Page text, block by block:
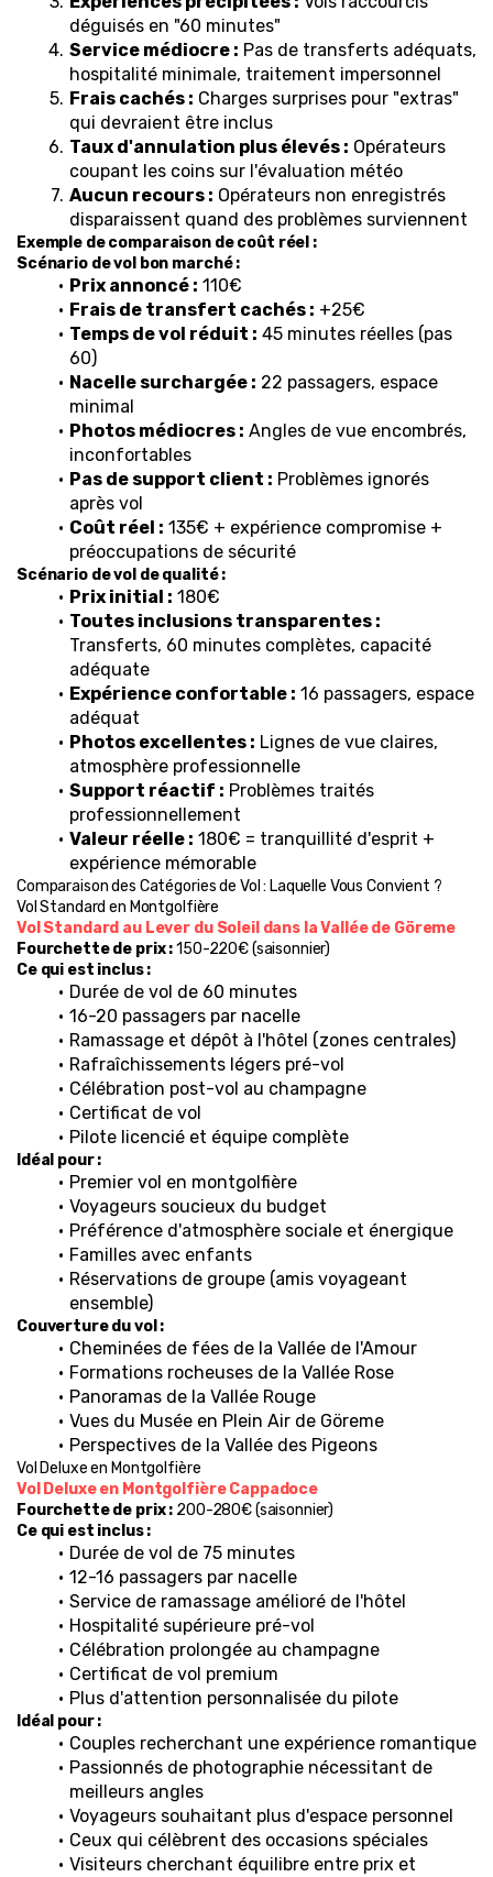
déguisés en "60 minutes"
Service médiocre : Pas de transferts adéquats,
hospitalité minimale, traitement impersonnel
Frais cachés : Charges surprises pour "extras"
qui devraient être inclus
Taux d'annulation plus élevés : Opérateurs
coupant les coins sur l'évaluation météo
Aucun recours : Opérateurs non enregistrés
disparaissent quand des problèmes surviennent
Exemple de comparaison de coût réel :
Scénario de vol bon marché :
Prix annoncé : 110€
Frais de transfert cachés : +25€
Temps de vol réduit : 45 minutes réelles (pas
60)
Nacelle surchargée : 22 passagers, espace
minimal
Photos médiocres : Angles de vue encombrés,
inconfortables
Pas de support client : Problèmes ignorés
après vol
Coût réel : 135€ + expérience compromise +
préoccupations de sécurité
Scénario de vol de qualité :
Prix initial : 180€
Toutes inclusions transparentes :
Transferts, 60 minutes complètes, capacité
adéquate
Expérience confortable : 16 passagers, espace
adéquat
Photos excellentes : Lignes de vue claires,
atmosphère professionnelle
Support réactif : Problèmes traités
professionnellement
Valeur réelle : 180€ = tranquillité d'esprit +
expérience mémorable
Comparaison des Catégories de Vol : Laquelle Vous Convient ?
Vol Standard en Montgolfière
Vol Standard au Lever du Soleil dans la Vallée de Göreme
Fourchette de prix : 150-220€ (saisonnier)
Ce qui est inclus :
Durée de vol de 60 minutes
16-20 passagers par nacelle
Ramassage et dépôt à l'hôtel (zones centrales)
Rafraîchissements légers pré-vol
Célébration post-vol au champagne
Certificat de vol
Pilote licencié et équipe complète
Idéal pour :
Premier vol en montgolfière
Voyageurs soucieux du budget
Préférence d'atmosphère sociale et énergique
Familles avec enfants
Réservations de groupe (amis voyageant
ensemble)
Couverture du vol :
Cheminées de fées de la Vallée de l'Amour
Formations rocheuses de la Vallée Rose
Panoramas de la Vallée Rouge
Vues du Musée en Plein Air de Göreme
Perspectives de la Vallée des Pigeons
Vol Deluxe en Montgolfière
Vol Deluxe en Montgolfière Cappadoce
Fourchette de prix : 200-280€ (saisonnier)
Ce qui est inclus :
Durée de vol de 75 minutes
12-16 passagers par nacelle
Service de ramassage amélioré de l'hôtel
Hospitalité supérieure pré-vol
Célébration prolongée au champagne
Certificat de vol premium
Plus d'attention personnalisée du pilote
Idéal pour :
Couples recherchant une expérience romantique
Passionnés de photographie nécessitant de
meilleurs angles
Voyageurs souhaitant plus d'espace personnel
Ceux qui célèbrent des occasions spéciales
Visiteurs cherchant équilibre entre prix et